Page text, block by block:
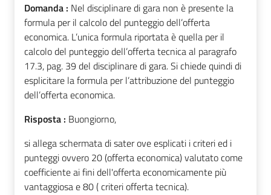
Domanda : Nel disciplinare di gara non è presente la
formula per il calcolo del punteggio dell’offerta
economica. L’unica formula riportata è quella per il
calcolo del punteggio dell’offerta tecnica al paragrafo
17.3, pag. 39 del disciplinare di gara. Si chiede quindi di
esplicitare la formula per l’attribuzione del punteggio
dell’offerta economica.
Risposta : Buongiorno,
si allega schermata di sater ove esplicati i criteri ed i
punteggi ovvero 20 (offerta economica) valutato come
coefficiente ai fini dell'offerta economicamente più
vantaggiosa e 80 ( criteri offerta tecnica).